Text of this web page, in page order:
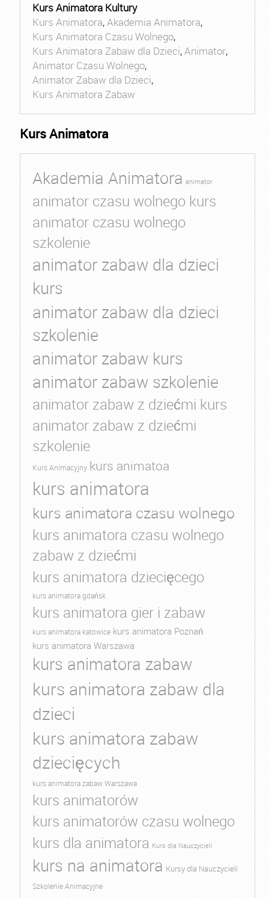
Kurs Animatora Kultury
Kurs Animatora,Akademia Animatora,
Kurs Animatora Czasu Wolnego,
Kurs Animatora Zabaw dla Dzieci,Animator,
Animator Czasu Wolnego,
Animator Zabaw dla Dzieci,
Kurs Animatora Zabaw
Kurs Animatora
Akademia Animatora animator
animator czasu wolnego kurs
animator czasu wolnego
szkolenie
animator zabaw dla dzieci
kurs
animator zabaw dla dzieci
szkolenie
animator zabaw kurs
animator zabaw szkolenie
animator zabaw z dziećmi kurs
animator zabaw z dziećmi
szkolenie
Kurs Animacyjny kurs animatoa
kurs animatora
kurs animatora czasu wolnego
kurs animatora czasu wolnego
zabaw z dziećmi
kurs animatora dziecięcego
kurs animatora gdańsk
kurs animatora gier i zabaw
kurs animatora katowice kurs animatora Poznań
kurs animatora Warszawa
kurs animatora zabaw
kurs animatora zabaw dla
dzieci
kurs animatora zabaw
dziecięcych
kurs animatora zabaw Warszawa
kurs animatorów
kurs animatorów czasu wolnego
kurs dla animatora Kurs dla Nauczycieli
kurs na animatora Kursy dla Nauczycieli
Szkolenie Animacyjne